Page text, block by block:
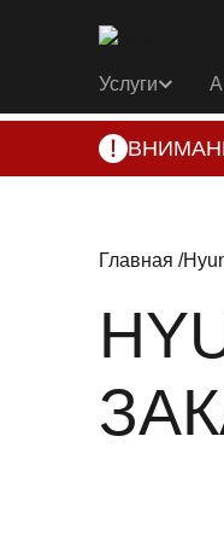
Услуги
Главная